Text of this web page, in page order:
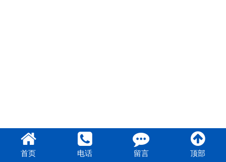
首页 电话 留言 顶部